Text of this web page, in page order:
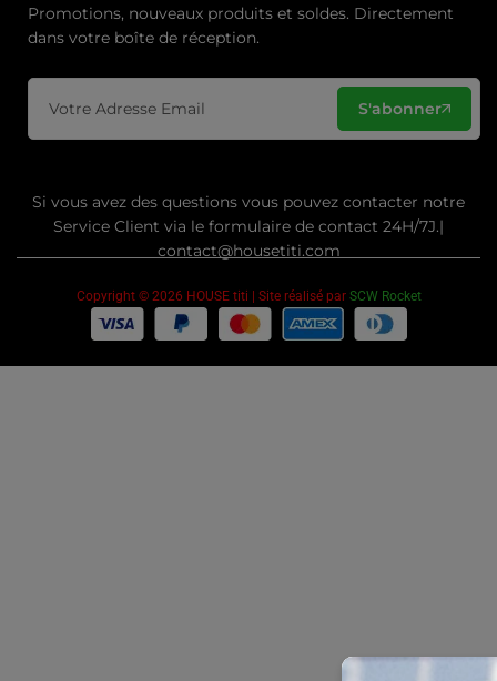
Promotions, nouveaux produits et soldes. Directement
dans votre boîte de réception.
S'abonner
Si vous avez des questions vous pouvez contacter notre
Service Client via le formulaire de contact 24H/7J.|
contact@housetiti.com
Copyright © 2026 HOUSE titi | Site réalisé par SCW Rocket